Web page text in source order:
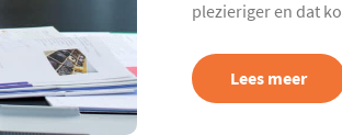
plezieriger en dat
Lees meer